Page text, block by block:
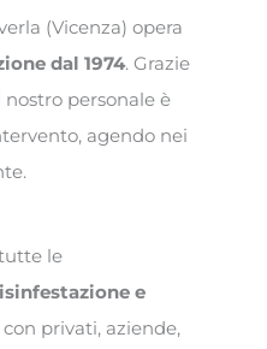
(Vicenza) opera
dal 1974. Grazie
personale è
agendo nei
le
e
privati, aziende,